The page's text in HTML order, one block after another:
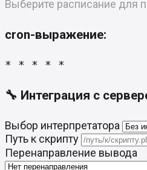
Выберите расписание для
cron-выражение:
* * * * *
🔧 Интеграция с
Выбор интерпретатора
Путь к скрипту
Перенаправление вывода